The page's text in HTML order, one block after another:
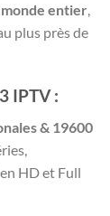
monde entier,
plus près de
IPTV :
& 19600
HD et Full